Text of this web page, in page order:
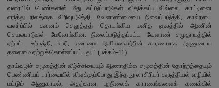
வரையில் பெண்களின் மீது கட்டுப்பாடுகள் விதிக்கப்படவில்லை. காட்டினை
எரித்து நிலத்தை விரிவுபடுத்தி, வேளாண்மையை நிலைப்படுத்தி, கால்நடை
வளர்ப்பில் கவனம் செலுத்தத் தொடங்கிய மனித குலத்தில் ஆணின்
செயல்பாடுகள் மேலோங்கின. நிலைப்படுத்தப்பட்ட வேளாண் சமுதாயத்தில்
ஏற்பட்ட உற்பத்தி, உபரி, உடைமை ஆகியனவற்றின் காரணமாக ஆணுடைய
தலைமை ஏற்றுக்கொள்ளப்பட்டது." (பக்கம்-41)
தாய்வழிச் சமூகத்தின் வீழ்ச்சியையும் ஆணாதிக்க சமூகத்தின் தோற்றத்தையும்
பெண்ணியப் பார்வையில் விளக்கும்போது இந்த நூலாசிரியர் கருத்தியல் வழியில்
மட்டும் அணுகாமல், அதற்கான புறநிலைக் காரணங்களைக் கணக்கில்